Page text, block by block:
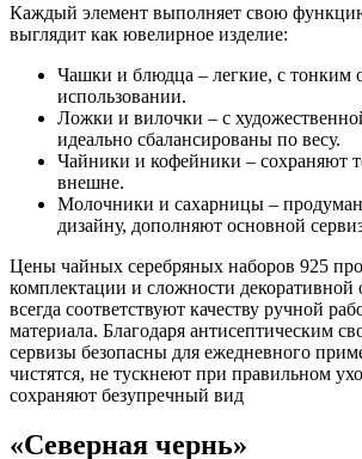
Каждый элемент выполняет свою
выглядит как ювелирное изделие:
Чашки и блюдца – легкие, с тонким
использовании.
Ложки и вилочки – с
идеально сбалансированы по весу.
Чайники и кофейники – сохраняют
внешне.
Молочники и сахарницы –
дизайну, дополняют основной
Цены чайных серебряных наборов 925
комплектации и сложности декоративной
всегда соответствуют качеству ручной
материала. Благодаря антисептическим
сервизы безопасны для ежедневного
чистятся, не тускнеют при правильном
сохраняют безупречный вид
«Северная чернь»